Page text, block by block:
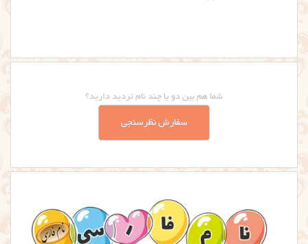
شما هم بین دو یا چند نام تردید دارید؟
سفارش نظرسنجی